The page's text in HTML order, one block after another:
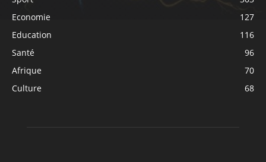
Economie
127
Education
116
Santé
96
Afrique
70
Culture
68